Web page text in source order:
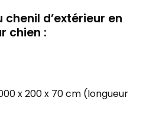
d’extérieur en
chien :
x 200 x 70 cm (longueur